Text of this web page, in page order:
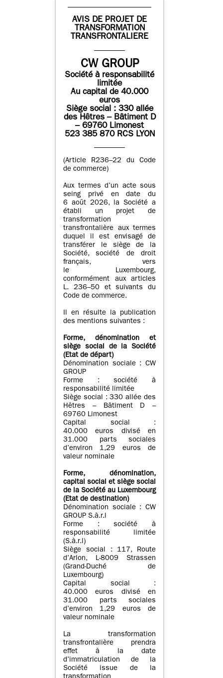
AVIS DE PROJET DE
TRANSFORMATION
TRANSFRONTALIERE
CW GROUP
Société à responsabilité
limitée
Au capital de 40.000
euros
Siège social : 330 allée
des Hêtres – Bâtiment D
– 69760 Limonest
523 385 870 RCS LYON
(Article R236–22 du Code
de commerce)
Aux termes d’un acte sous
seing privé en date du
6 août 2026, la Société a
établi un projet de
transformation
transfrontalière aux termes
duquel il est envisagé de
transférer le siège de la
Société, société de droit
français, vers
le Luxembourg,
conformément aux articles
L. 236–50 et suivants du
Code de commerce.
Il en résulte la publication
des mentions suivantes :
Forme, dénomination et
siège social de la Société
(Etatde départ)
Dénomination sociale : CW
GROUP
Forme : société à
responsabilité limitée
Siège social : 330 allée des
Hêtres – Bâtiment D –
69760 Limonest
Capital social :
40.000 euros divisé en
31.000 parts sociales
d’environ 1,29 euros de
valeur nominale
Forme, dénomination,
capital social et siège social
de la Société au Luxembourg
(Etat de destination)
Dénomination sociale : CW
GROUP S.à.r.l
Forme : société à
responsabilité limitée
(S.à.r.l)
Siège social : 117, Route
d’Arlon, L-8009 Strassen
(Grand-Duché de
Luxembourg)
Capital social :
40.000 euros divisé en
31.000 parts sociales
d’environ 1,29 euros de
valeur nominale
La transformation
transfrontalière prendra
effet à la date
d’immatriculation de la
Société issue de la